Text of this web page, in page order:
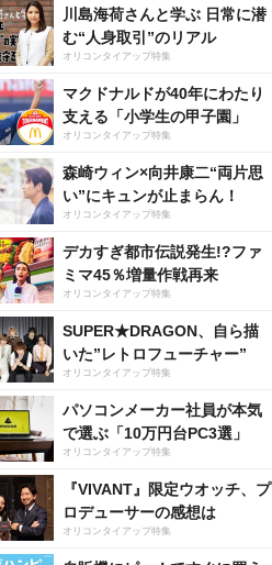
川島海荷さんと学ぶ 日常に潜
む“人身取引”のリアル
オリコンタイアップ特集
マクドナルドが40年にわたり
支える「小学生の甲子園」
オリコンタイアップ特集
森崎ウィン×向井康二“両片思
い”にキュンが止まらん！
オリコンタイアップ特集
デカすぎ都市伝説発生!?ファ
ミマ45％増量作戦再来
オリコンタイアップ特集
SUPER★DRAGON、自ら描
いた”レトロフューチャー”
オリコンタイアップ特集
パソコンメーカー社員が本気
で選ぶ「10万円台PC3選」
オリコンタイアップ特集
『VIVANT』限定ウオッチ、プ
ロデューサーの感想は
オリコンタイアップ特集